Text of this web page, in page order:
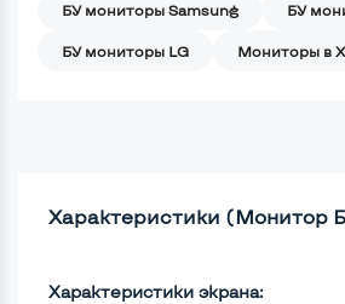
БУ мониторы Samsung БУ
БУ мониторы LG Мониторы в
Характеристики (Монитор
Характеристики экрана: